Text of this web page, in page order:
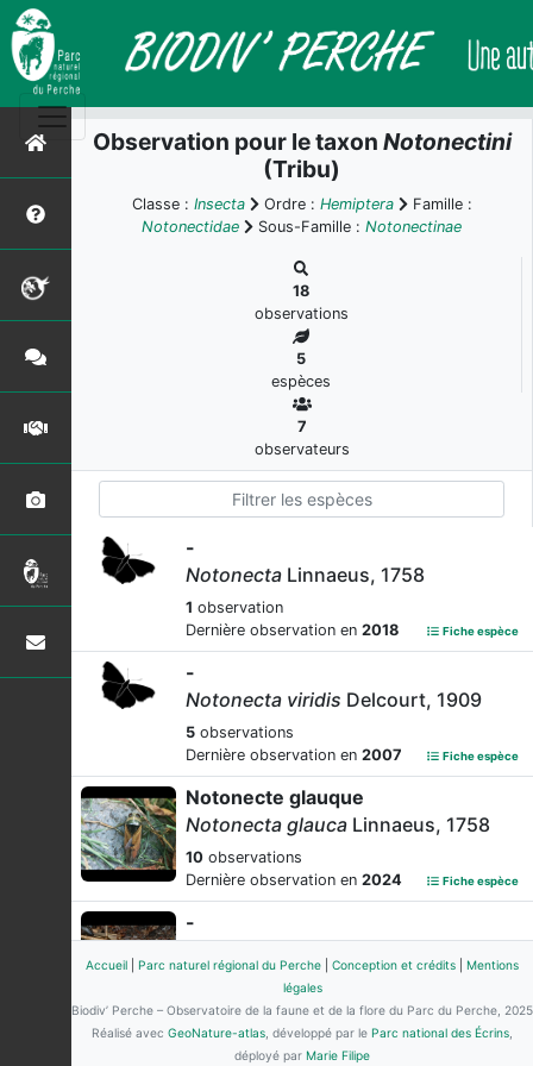
Observation pour le taxon Notonectini
(Tribu)
Classe : Insecta Ordre : Hemiptera
Famille :
Notonectidae
Sous-Famille : Notonectinae
18
observations
5
espèces
7
observateurs
-
Notonecta Linnaeus, 1758
1 observation
Dernière observation en 2018 Fiche espèce
-
Notonecta viridis Delcourt, 1909
5 observations
Dernière observation en 2007 Fiche espèce
Notonecte glauque
Notonecta glauca Linnaeus, 1758
10 observations
Dernière observation en 2024 Fiche espèce
-
Thunberg, 1787
1observation
Dernière observation en2007 Fiche espèce
Accueil Parc naturel régional du Perche Conception et crédits
Mentions
légales
Biodiv’ Perche – Observatoire de la faune et de la flore du Parc du Perche, 2025
Réalisé avec GeoNature-atlas , développé par le Parc national des Écrins
déployé par Marie Filipe